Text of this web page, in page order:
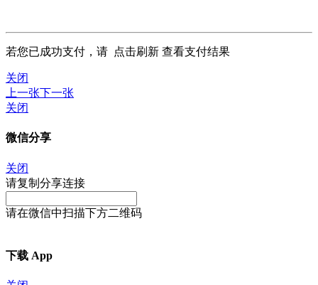
若您已成功支付，请 点击刷新 查看支付结果
关闭
上一张下一张
关闭
微信分享
关闭
请复制分享连接
请在微信中扫描下方二维码
下载 App